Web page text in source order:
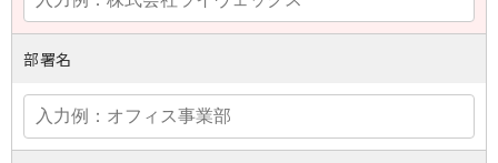
部署名